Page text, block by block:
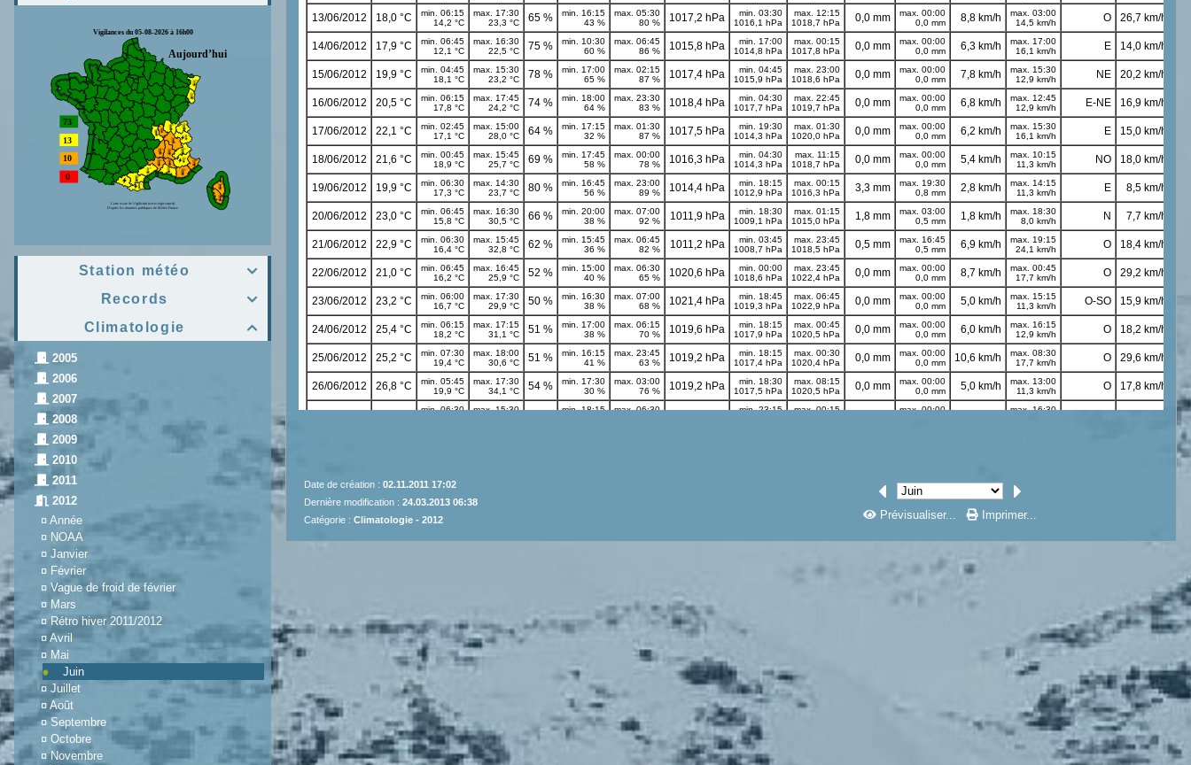

Station météo

Records

Climatologie
2005
2006
2007
2008
2009
2010
2011
2012
¤ Année
¤ NOAA
¤ Janvier
¤ Février
¤ Vague de froid de février
¤ Mars
¤ Rétro hiver 2011/2012
¤ Avril
¤ Mai
Juin
¤ Juillet
¤ Août
¤ Septembre
¤ Octobre
¤Novembre
Date de création : 02.11.2011 17:02
Dernière modification : 24.03.2013 06:38
Catégorie : Climatologie - 2012 Prévisualiser... Imprimer...